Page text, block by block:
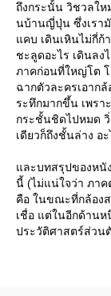
ถึงกระนั้น วิชวลให
นบ้านญี่ปุ่น ซึ่งเรา
คบ เดินเหินไม่กี่ก้า
ชะลูดอะไร เดินลง
ภาคก่อนที่ใหญ่โต
ฉากตัวละครเอาก
ระทึกมากขึ้น เพรา
กระชั้นชิดไปหมด วิ่
เดียวก็ถึงชั้นล่าง อ
ละบทสรุปของหนัง
นี้ (ไม่แน่ใจว่า ภาค
คือ ในขณะที่กล้อง
เชื่อ แต่ในอีกด้านห
ประวัติศาสตร์ส่วน